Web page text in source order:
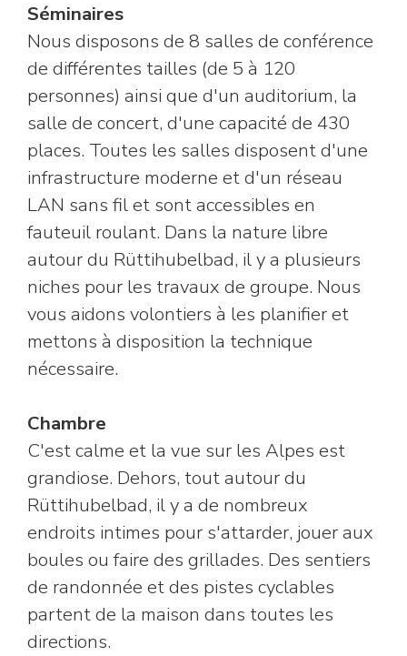
Séminaires
Nous disposons de 8 salles de conférence
de différentes tailles (de 5 à 120
personnes) ainsi que d'un auditorium, la
salle de concert, d'une capacité de 430
places. Toutes les salles disposent d'une
infrastructure moderne et d'un réseau
LAN sans fil et sont accessibles en
fauteuil roulant. Dans la nature libre
autour du Rüttihubelbad, il y a plusieurs
niches pour les travaux de groupe. Nous
vous aidons volontiers à les planifier et
mettons à disposition la technique
nécessaire.
Chambre
C'est calme et la vue sur les Alpes est
grandiose. Dehors, tout autour du
Rüttihubelbad, il y a de nombreux
endroits intimes pour s'attarder, jouer aux
boules ou faire des grillades. Des sentiers
de randonnée et des pistes cyclables
partent de la maison dans toutes les
directions.